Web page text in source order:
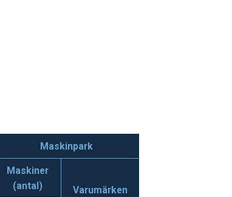
Maskinpark
Maskiner
(antal)
Varumärken